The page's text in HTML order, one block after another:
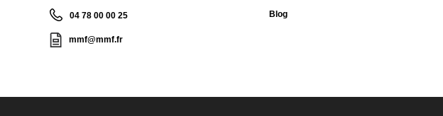
04 78 00 00 25
mmf@mmf.fr
Blog